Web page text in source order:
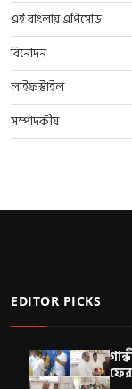
এই বাংলায় এপিসোড
বিনোদন
লাইফস্টাইল
সম্পাদকীয়
EDITOR PICKS